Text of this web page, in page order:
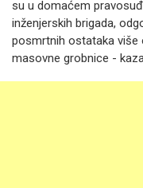
su u domaćem
inženjerskih brigada,
posmrtnih ostataka više
masovne grobnice -